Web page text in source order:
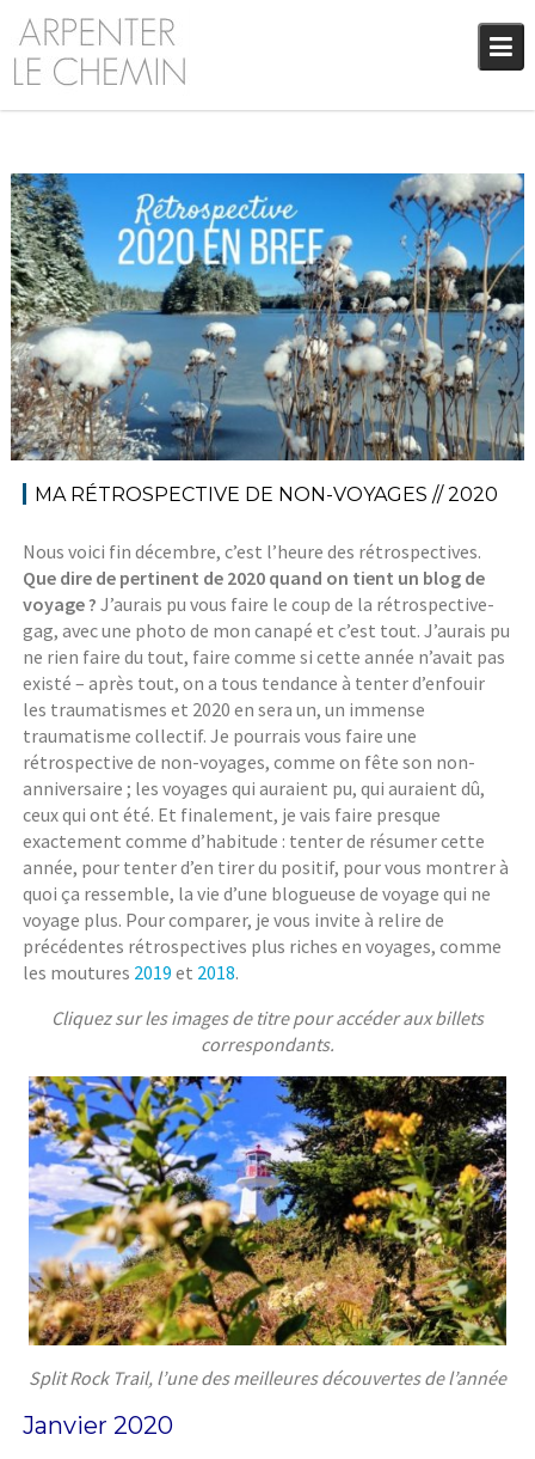
Skip
content
31 décembre 2020
Audrey
Blog
MA RÉTROSPECTIVE DE NON-VOYAGES // 2020
Nous voici fin décembre, c’est l’heure des rétrospectives.
Que dire de pertinent de 2020 quand on tient un blog de
voyage ? J’aurais pu vous faire le coup de la rétrospective-
gag, avec une photo de mon canapé et c’est tout. J’aurais pu
ne rien faire du tout, faire comme si cette année n’avait pas
existé – après tout, on a tous tendance à tenter d’enfouir
les traumatismes et 2020 en sera un, un immense
traumatisme collectif. Je pourrais vous faire une
rétrospective de non-voyages, comme on fête son non-
anniversaire ; les voyages qui auraient pu, qui auraient dû,
ceux qui ont été. Et finalement, je vais faire presque
exactement comme d’habitude : tenter de résumer cette
année, pour tenter d’en tirer du positif, pour vous montrer à
quoi ça ressemble, la vie d’une blogueuse de voyage qui ne
voyage plus. Pour comparer, je vous invite à relire de
précédentes rétrospectives plus riches en voyages, comme
les moutures 2019 et 2018.
Cliquez sur les images de titre pour accéder aux billets
correspondants.
Split Rock Trail, l’une des meilleures découvertes de l’année
Janvier 2020